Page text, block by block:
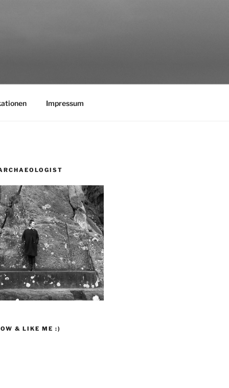
Impressum
& LIKE ME :)